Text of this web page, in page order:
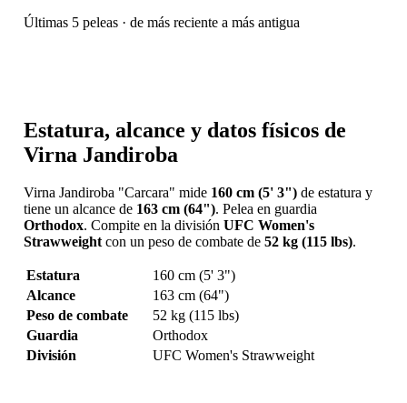
Últimas 5 peleas · de más reciente a más antigua
Estatura, alcance y datos físicos de
Virna Jandiroba
Virna Jandiroba "Carcara" mide 160 cm (5' 3")de estatura y
tiene un alcance de 163 cm (64"). Pelea en guardia
Orthodox. Compite en la división UFC Women's
Strawweightcon un peso de combate de 52 kg (115 lbs).
Estatura
160 cm (5' 3")
Alcance
163 cm (64")
Peso de combate
52 kg (115 lbs)
Guardia
Orthodox
División
UFC Women's Strawweight